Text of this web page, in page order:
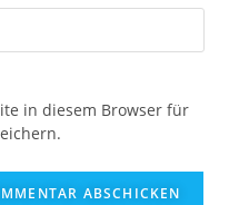
in diesem Browser für